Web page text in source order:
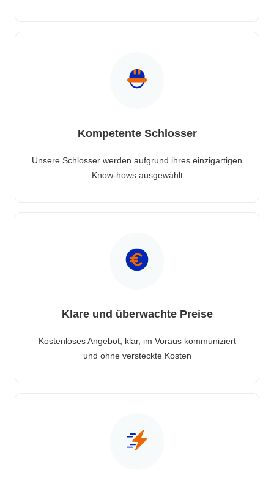
Kompetente Schlosser
Unsere Schlosser werden aufgrund ihres einzigartigen
Know-hows ausgewählt
Klare und überwachte Preise
Kostenloses Angebot, klar, im Voraus kommuniziert
und ohne versteckte Kosten